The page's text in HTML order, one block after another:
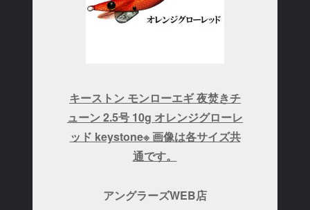
キーストン モンローエギ 夜焚きチ
ューン 2.5号 10g オレンジグローレ
ッド keystone※ 画像は各サイズ共
通です。
アングラーズWEB店